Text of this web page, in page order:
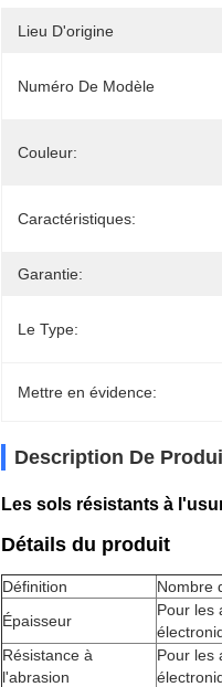
Lieu D'origine
Numéro De Modèle
Couleur:
Caractéristiques:
Garantie:
Le Type:
Mettre en évidence:
Description De
Les sols résistants à
Détails du produit
Définition Nombre
Épaisseur
Pour les
Résistance à
l'abrasion
Pour les